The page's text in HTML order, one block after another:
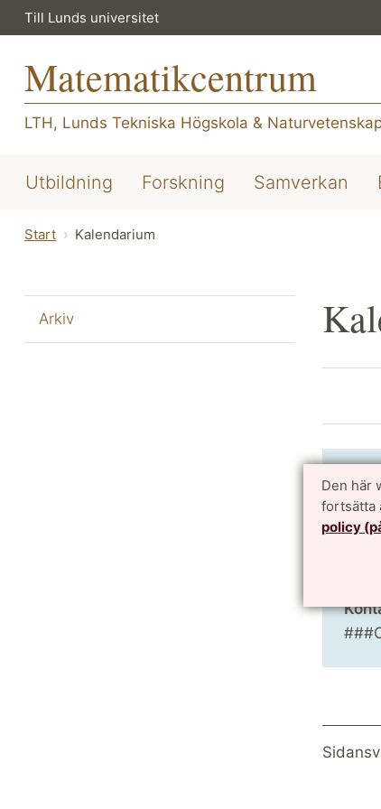
Den här
fortsätta
policy
Till Lunds universitet
Matematikcentrum
LTH, Lunds Tekniska Högskola &
Utbildning Forskning Samverkan
Start Kalendarium
Arkiv
Om